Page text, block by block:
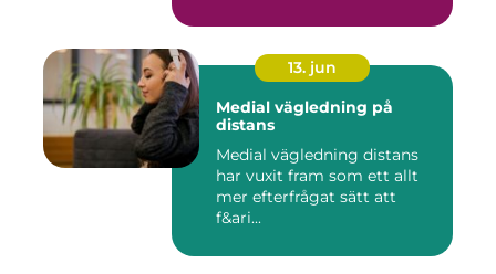
13. jun
Medial vägledning på
distans
Medial vägledning distans
har vuxit fram som ett allt
mer efterfrågat sätt att
f&ari...